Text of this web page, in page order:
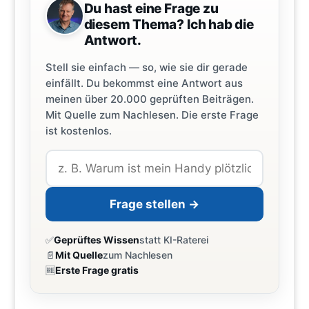
Du hast eine Frage zu
diesem Thema? Ich hab die
Antwort.
Stell sie einfach — so, wie sie dir gerade
einfällt. Du bekommst eine Antwort aus
meinen über 20.000 geprüften Beiträgen.
Mit Quelle zum Nachlesen. Die erste Frage
ist kostenlos.
Frage stellen →
✅Geprüftes Wissenstatt KI-Raterei
📄Mit Quellezum Nachlesen
🆓Erste Frage gratis